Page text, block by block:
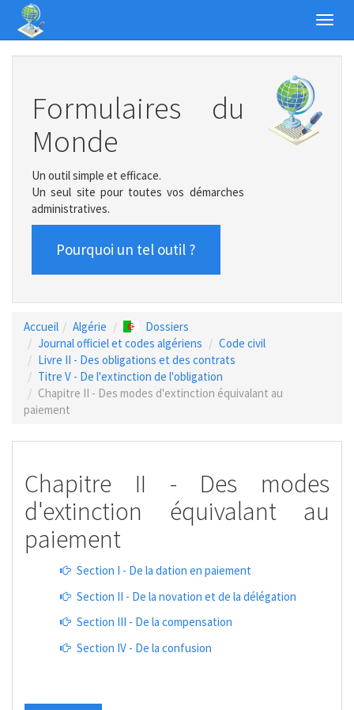
Formulaires du
Monde
Un outil simple et efficace.
Un seul site pour toutes vos démarches
administratives.
Pourquoi un tel outil ?
Accueil Algérie
Dossiers
Journal officiel et codes algériens
Code civil
Livre II - Des obligations et des contrats
Titre V - De l'extinction de l'obligation
Chapitre II - Des modes d'extinction équivalant au
paiement
Chapitre II - Des modes
d'extinction équivalant au
paiement
Section I - De la dation en paiement
Section II - De la novation et de la délégation
Section III - De la compensation
Section IV - De la confusion